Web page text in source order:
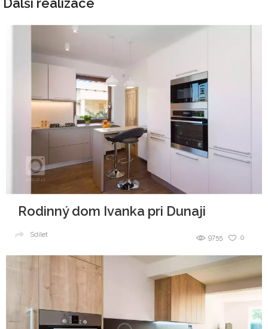
Další realizace
Rodinný dom Ivanka pri Dunaji
0
9755
Sdílet